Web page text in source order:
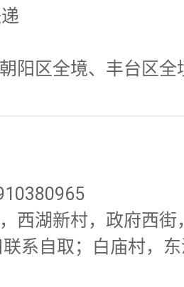
阳区全境、丰台区全
西湖新村，政府西街
系自取；白庙村，